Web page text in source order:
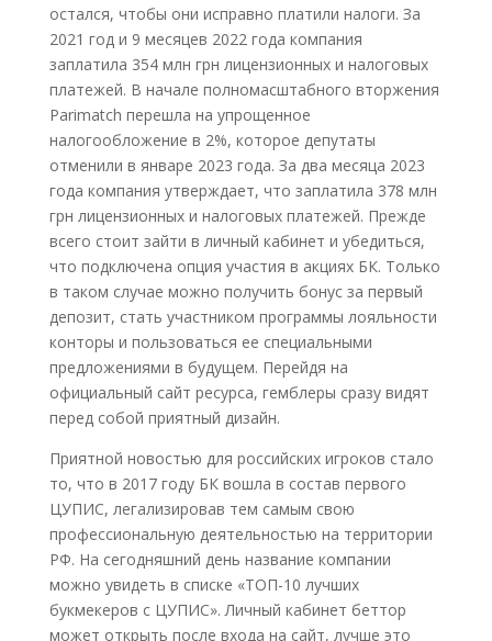
остался, чтобы они исправно платили налоги. За
2021 год и 9 месяцев 2022 года компания
заплатила 354 млн грн лицензионных и налоговых
платежей. В начале полномасштабного вторжения
Parimatch перешла на упрощенное
налогообложение в 2%, которое депутаты
отменили в январе 2023 года. За два месяца 2023
года компания утверждает, что заплатила 378 млн
грн лицензионных и налоговых платежей. Прежде
всего стоит зайти в личный кабинет и убедиться,
что подключена опция участия в акциях БК. Только
в таком случае можно получить бонус за первый
депозит, стать участником программы лояльности
конторы и пользоваться ее специальными
предложениями в будущем. Перейдя на
официальный сайт ресурса, гемблеры сразу видят
перед собой приятный дизайн.
Приятной новостью для российских игроков стало
то, что в 2017 году БК вошла в состав первого
ЦУПИС, легализировав тем самым свою
профессиональную деятельностью на территории
РФ. На сегодняшний день название компании
можно увидеть в списке «ТОП-10 лучших
букмекеров с ЦУПИС». Личный кабинет беттор
может открыть после входа на сайт, лучше это